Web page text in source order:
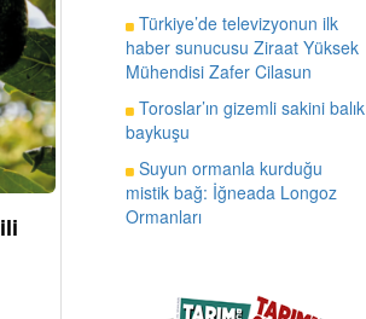
Türkiye’de televizyonun ilk
haber sunucusu Ziraat Yüksek
Mühendisi Zafer Cilasun
Toroslar’ın gizemli sakini balık
baykuşu
Suyun ormanla kurduğu
mistik bağ: İğneada Longoz
Ormanları